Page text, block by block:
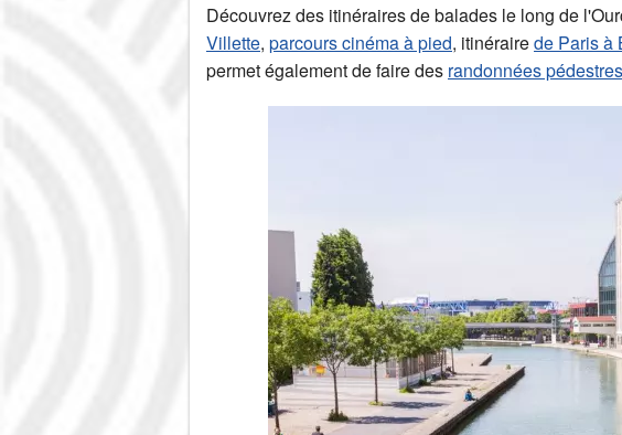
Découvrez des itinéraires de balades le long de
Villette, parcours cinéma à pied, itinérairede Paris à
permet également de faire des randonnées